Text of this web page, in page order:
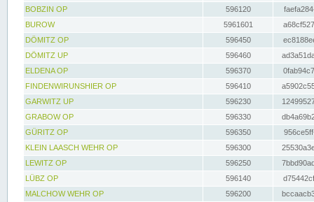
BOBZIN OP
596120
BUROW
5961601
DÖMITZ OP
596450
DÖMITZ UP
596460
ELDENA OP
596370
FINDENWIRUNSHIER OP
596410
GARWITZ UP
596230
GRABOW OP
596330
GÜRITZ OP
596350
KLEIN LAASCH WEHR OP
596300
LEWITZ OP
596250
LÜBZ OP
596140
MALCHOW WEHR OP
596200